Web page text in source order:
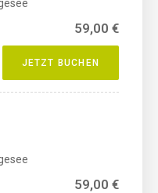
59,00 €
JETZT BUCHEN
59,00 €